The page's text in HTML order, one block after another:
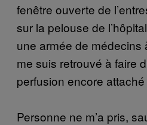
fenêtre ouverte de
sur la pelouse de
une armée de médecins
me suis retrouvé à faire
perfusion encore
Personne ne m’a pris,